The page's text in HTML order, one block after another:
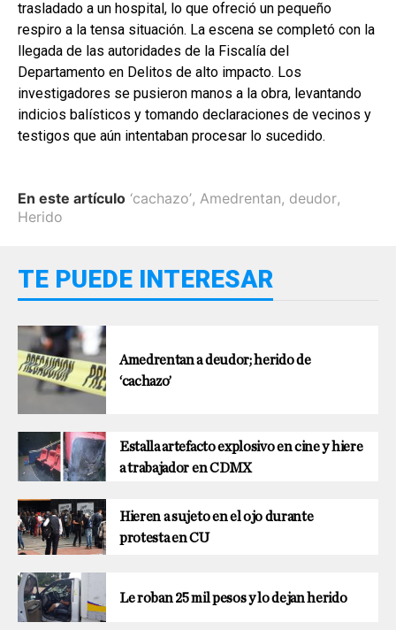
trasladado a un hospital, lo que ofreció un pequeño
respiro a la tensa situación. La escena se completó con la
llegada de las autoridades de la Fiscalía del
Departamento en Delitos de alto impacto. Los
investigadores se pusieron manos a la obra, levantando
indicios balísticos y tomando declaraciones de vecinos y
testigos que aún intentaban procesar lo sucedido.
En este artículo ‘cachazo’, Amedrentan, deudor,
Herido
TE PUEDE INTERESAR
Amedrentan a deudor; herido de
‘cachazo’
Estalla artefacto explosivo en cine y hiere
a trabajador en CDMX
Hieren a sujeto en el ojo durante
protesta en CU
Le roban 25 mil pesos y lo dejan herido